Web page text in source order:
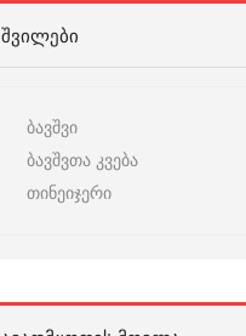
ᲨᲕᲘᲚᲔᲑᲘ
ბავშვი
ბავშვთა კვება
თინეიჯერი